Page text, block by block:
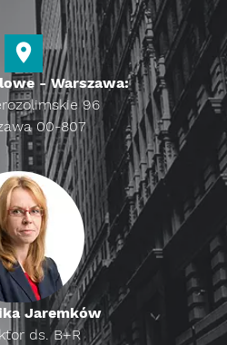
- Warszawa:
96
00-807
Jaremków
ds. B+R